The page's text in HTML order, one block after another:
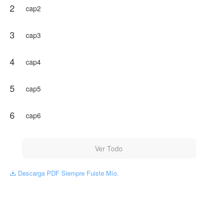
2 cap2
3 cap3
4 cap4
5 cap5
6 cap6
Ver Todo
 Descarga PDF Siempre Fuiste Mío.